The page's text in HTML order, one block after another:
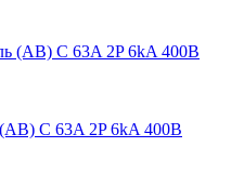
C 63A 2P 6kA 400В